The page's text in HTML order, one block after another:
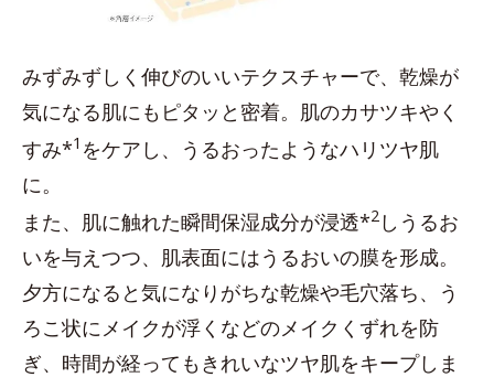
みずみずしく伸びのいいテクスチャーで、乾燥が
気になる肌にもピタッと密着。肌のカサツキやく
すみ*1 をケアし、うるおったようなハリツヤ肌
に。
また、肌に触れた瞬間保湿成分が浸透*2 しうるお
いを与えつつ、肌表面にはうるおいの膜を形成。
夕方になると気になりがちな乾燥や毛穴落ち、う
ろこ状にメイクが浮くなどのメイクくずれを防
ぎ、時間が経ってもきれいなツヤ肌をキープしま